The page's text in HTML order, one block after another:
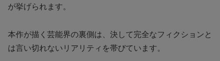
が挙げられます。
本作が描く芸能界の裏側は、決して完全なフィクションと
は言い切れないリアリティを帯びています。